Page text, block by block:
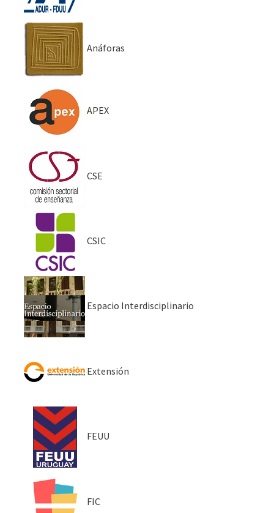
Anáforas
APEX
CSE
CSIC
Espacio Interdisciplinario
Extensión
FEUU
FIC